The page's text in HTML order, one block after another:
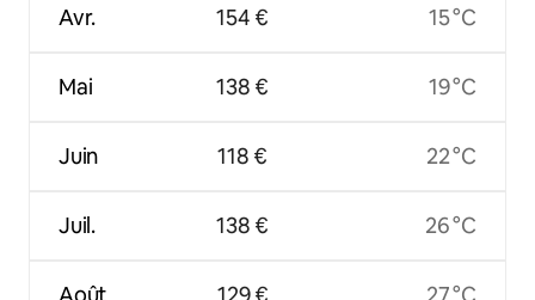
Avr.
Mai
Juin
Juil.
154 €
138 €
118 €
138 €
15 °C
19 °C
22 °C
26 °C